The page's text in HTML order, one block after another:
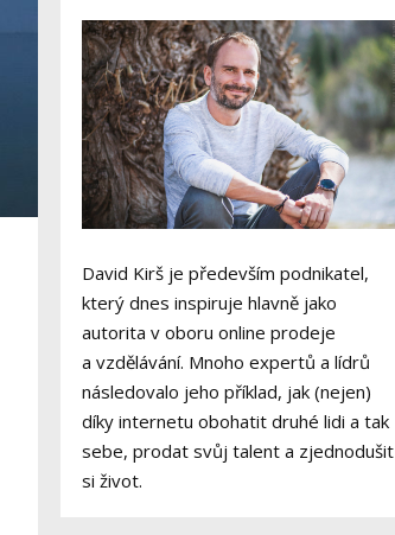
David Kirš je především podnikatel,
který dnes inspiruje hlavně jako
autorita v oboru online prodeje
a vzdělávání. Mnoho expertů a lídrů
následovalo jeho příklad, jak (nejen)
díky internetu obohatit druhé lidi a tak
sebe, prodat svůj talent a zjednodušit
si život.